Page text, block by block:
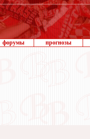
форумы прогнозы